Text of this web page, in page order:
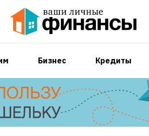
Бизнес Кредиты